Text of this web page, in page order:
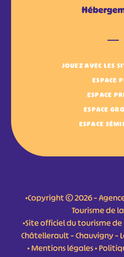
JOUEZ AVEC LES
ESPACE
ESPACE
ESPACE
ESPACE
•Copyright © 2026 –
Tourisme de
•Site officiel du tourisme
Châtellerault – Chauvigny –
•Mentions légales•